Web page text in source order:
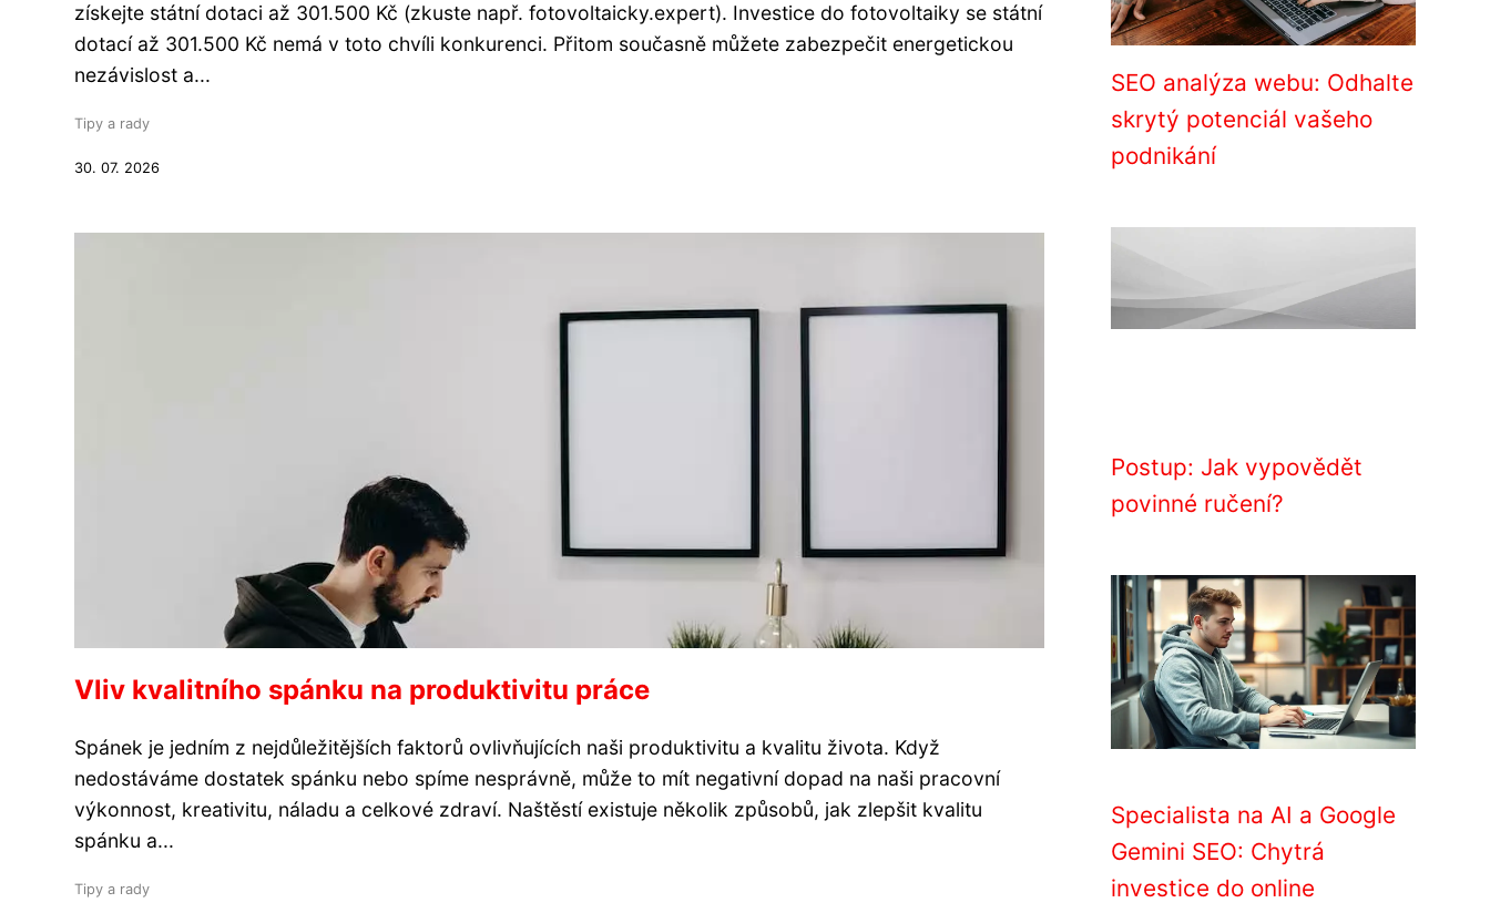
získejte státní dotaci až 301.500 Kč (zkuste např. fotovoltaicky.expert). Investice do fotovoltaiky se státní
dotací až 301.500 Kč nemá v toto chvíli konkurenci. Přitom současně můžete zabezpečit energetickou
nezávislost a...
Tipy a rady
30. 07. 2026
Vliv kvalitního spánku na produktivitu práce
Spánek je jedním z nejdůležitějších faktorů ovlivňujících naši produktivitu a kvalitu života. Když
nedostáváme dostatek spánku nebo spíme nesprávně, může to mít negativní dopad na naši pracovní
výkonnost, kreativitu, náladu a celkové zdraví. Naštěstí existuje několik způsobů, jak zlepšit kvalitu
spánku a...
Tipy a rady
SEO analýza webu: Odhalte
skrytý potenciál vašeho
podnikání
Postup: Jak vypovědět
povinné ručení?
Specialista na AI a Google
Gemini SEO: Chytrá
investice do online